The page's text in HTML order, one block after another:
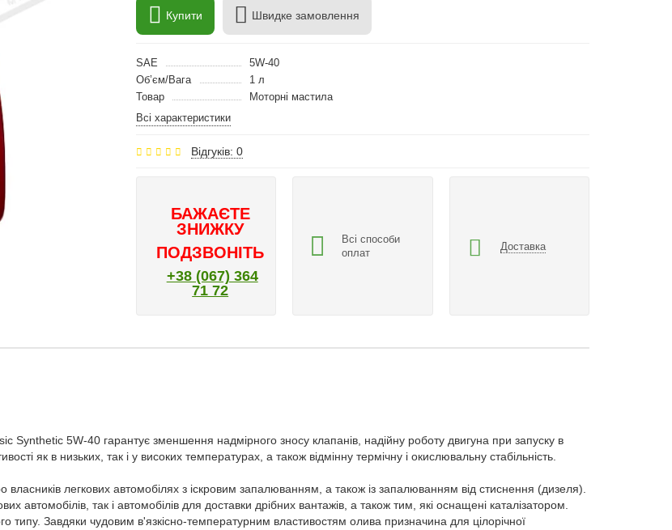
Купити Швидке замовлення
SAE
5W-40
Об’єм/Вага
1 л
Товар
Моторні мастила
Всі характеристики
Відгуків: 0
БАЖАЄТЕ
ЗНИЖКУ
ПОДЗВОНІТЬ
+38 (067) 364
71 72
Всі способи
оплат
Доставка
Synthetic 5W-40 гарантує зменшення надмірного зносу клапанів, надійну роботу двигуна при запуску в
як в низьких, так і у високих температурах, а також відмінну термічну і окислювальну стабільність.
легкових автомобілях з іскровим запалюванням, а також із запалюванням від стиснення (дизеля).
автомобілів, так і автомобілів для доставки дрібних вантажів, а також тим, які оснащені каталізатором.
типу. Завдяки чудовим в'язкісно-температурним властивостям олива призначина для цілорічної